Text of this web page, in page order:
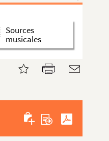
Sources
musicales